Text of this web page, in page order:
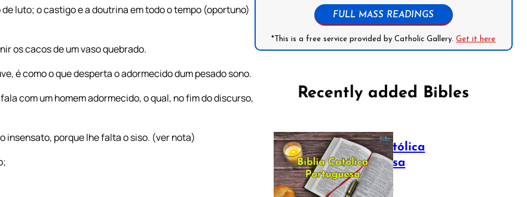
luto; o castigo e a doutrina em todo o tempo (oportuno)
os cacos de um vaso quebrado.
é como o que desperta o adormecido dum pesado sono.
com um homem adormecido, o qual, no fim do discurso,
insensato, porque lhe falta o siso. (ver nota)
FULL MASS READINGS
*This is a free service provided by Catholic Gallery.Get it here
Recently added Bibles
Bíblia Católica
Portuguesa
July 16, 2025